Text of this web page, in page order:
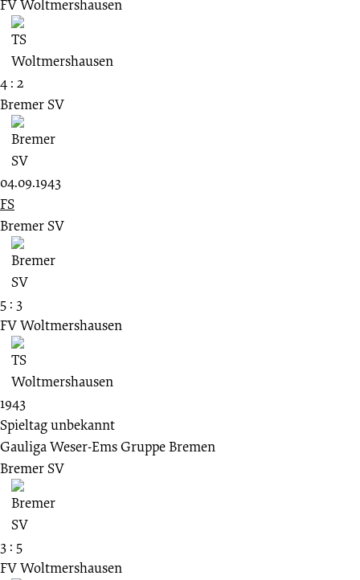
FV Woltmershausen
4 : 2
Bremer SV
04.09.1943
FS
Bremer SV
5 : 3
FV Woltmershausen
1943
Spieltag unbekannt
Gauliga Weser-Ems Gruppe Bremen
Bremer SV
3 : 5
FV Woltmershausen